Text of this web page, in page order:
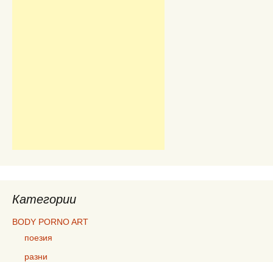
Категории
BODY PORNO ART
поезия
разни